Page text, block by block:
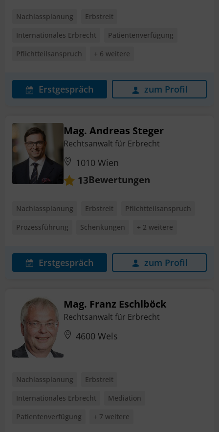
Nachlassplanung
Erbstreit
Internationales Erbrecht
Patientenverfügung
Pflichtteilsanspruch
+ 6 weitere
Erstgespräch zum Profil
Mag. Andreas Steger
Rechtsanwalt für Erbrecht
1010 Wien
13Bewertungen
Nachlassplanung Erbstreit
Pflichtteilsanspruch
Prozessführung
Schenkungen + 2 weitere
Erstgespräch zum Profil
Mag. Franz Eschlböck
Rechtsanwalt für Erbrecht
4600 Wels
Nachlassplanung
Erbstreit
Internationales Erbrecht
Mediation
Patientenverfügung
+ 7 weitere